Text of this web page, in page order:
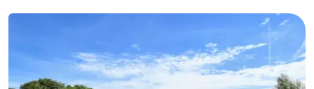
Nieuwvliet-
Meulinge
EuroParcs
-
Noordzee